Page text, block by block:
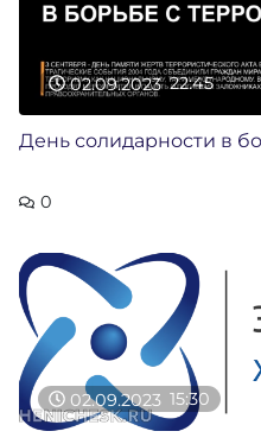
02.09.2023 22:45
День солидарности в
0
02.09.2023 15:30